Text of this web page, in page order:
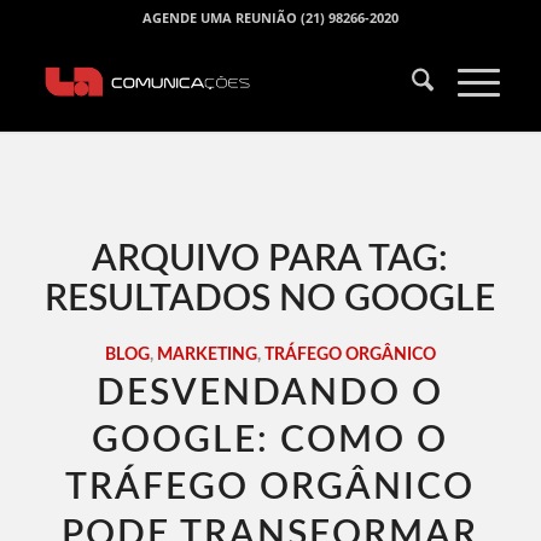
AGENDE UMA REUNIÃO (21) 98266-2020
ARQUIVO PARA TAG:
RESULTADOS NO GOOGLE
BLOG, MARKETING, TRÁFEGO ORGÂNICO
DESVENDANDO O
GOOGLE: COMO O
TRÁFEGO ORGÂNICO